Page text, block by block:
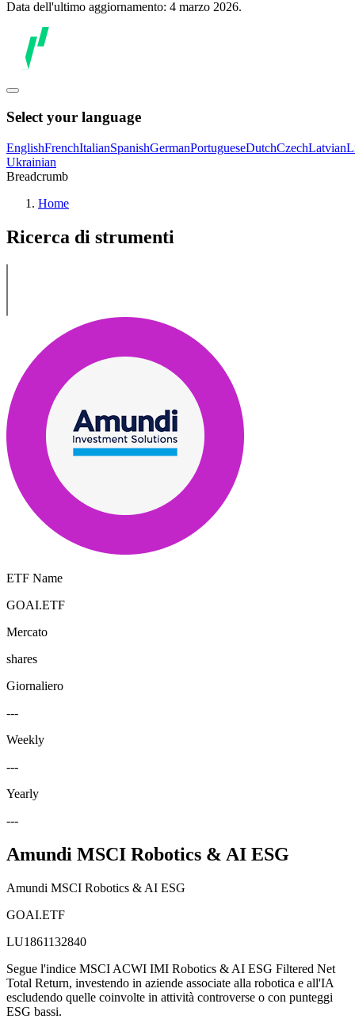
Data dell'ultimo aggiornamento: 4 marzo 2026.
Select your language
EnglishFrenchItalianSpanishGermanPortugueseDutchCzechLatvian
Ukrainian
Breadcrumb
Home
Ricerca di strumenti
ETF Name
GOAI.ETF
Mercato
shares
Giornaliero
---
Weekly
---
Yearly
---
Amundi MSCI Robotics & AI ESG
Amundi MSCI Robotics & AI ESG
GOAI.ETF
LU1861132840
Segue l'indice MSCI ACWI IMI Robotics & AI ESG Filtered Net
Total Return, investendo in aziende associate alla robotica e all'IA
escludendo quelle coinvolte in attività controverse o con punteggi
ESG bassi.